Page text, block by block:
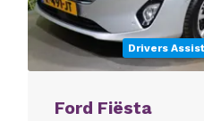
Drivers
Ford Fiësta